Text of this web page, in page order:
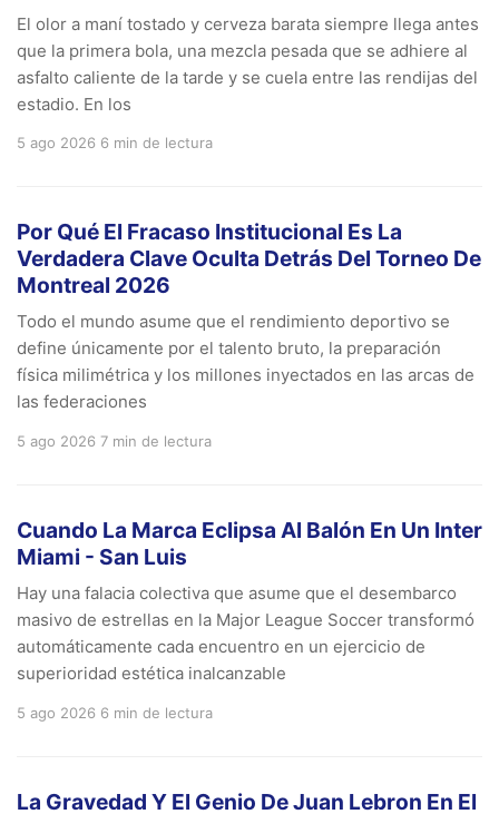
El olor a maní tostado y cerveza barata siempre llega antes
que la primera bola, una mezcla pesada que se adhiere al
asfalto caliente de la tarde y se cuela entre las rendijas del
estadio. En los
5 ago 2026 6 min de lectura
Por Qué El Fracaso Institucional Es La
Verdadera Clave Oculta Detrás Del Torneo De
Montreal 2026
Todo el mundo asume que el rendimiento deportivo se
define únicamente por el talento bruto, la preparación
física milimétrica y los millones inyectados en las arcas de
las federaciones
5 ago 2026 7 min de lectura
Cuando La Marca Eclipsa Al Balón En Un Inter
Miami - San Luis
Hay una falacia colectiva que asume que el desembarco
masivo de estrellas en la Major League Soccer transformó
automáticamente cada encuentro en un ejercicio de
superioridad estética inalcanzable
5 ago 2026 6 min de lectura
La Gravedad Y El Genio De Juan Lebron En El